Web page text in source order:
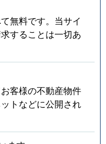
無料です。当サイ
することは一切あ
客様の不動産物件
トなどに公開され